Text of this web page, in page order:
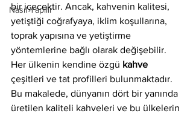
Nasıl Yapılır
bir içecektir. Ancak, kahvenin kalitesi,
yetiştiği coğrafyaya, iklim koşullarına,
toprak yapısına ve yetiştirme
yöntemlerine bağlı olarak değişebilir.
Her ülkenin kendine özgü kahve
çeşitleri ve tat profilleri bulunmaktadır.
Bu makalede, dünyanın dört bir yanında
üretilen kaliteli kahveleri ve bu ülkelerin